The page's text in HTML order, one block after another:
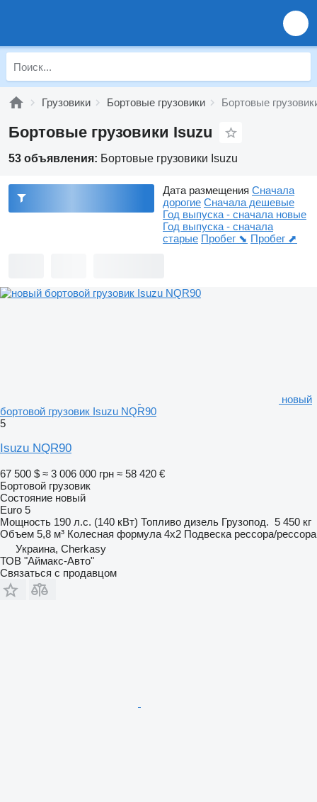
Грузовики Бортовые грузовики Бортовые
Бортовые грузовики Isuzu
53 объявления: Бортовые грузовики Isuzu
Дата размещения Сначала
дорогие Сначала дешевые
Год выпуска - сначала новые
Год выпуска - сначала
старые Пробег ⬊ Пробег ⬈
новый
бортовой грузовик Isuzu NQR90
5
Isuzu NQR90
67 500 $ ≈ 3 006 000 грн ≈ 58 420 €
Бортовой грузовик
Состояние новый
Euro 5
Мощность 190 л.с. (140 кВт) Топливо дизель Грузопод. 5 450 кг
Объем 5,8 м³ Колесная формула 4x2 Подвеска рессора/рессора
Украина, Cherkasy
ТОВ "Аймакс-Авто"
Связаться с продавцом